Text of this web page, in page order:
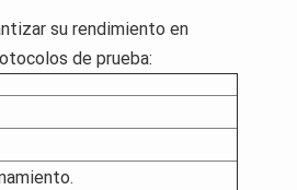
su rendimiento en
de prueba: